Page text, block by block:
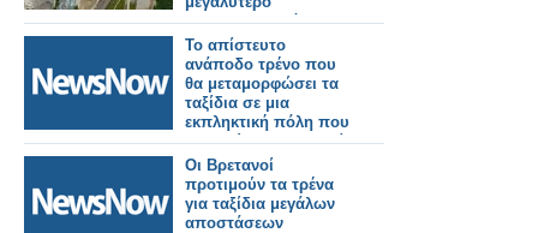
σιδηροδρομικό
τούνελ της Ευρώπης
Το απίστευτο
ανάποδο τρένο που
θα μεταμορφώσει τα
ταξίδια σε μια
εκπληκτική πόλη που
αγαπούν οι Βρετανοί
Οι Βρετανοί
προτιμούν τα τρένα
για ταξίδια μεγάλων
αποστάσεων